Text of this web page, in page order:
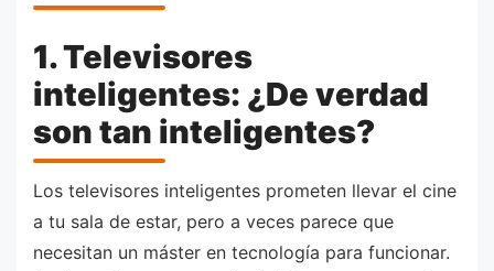
1. Televisores
inteligentes: ¿De verdad
son tan inteligentes?
Los televisores inteligentes prometen llevar el cine
a tu sala de estar, pero a veces parece que
necesitan un máster en tecnología para funcionar.